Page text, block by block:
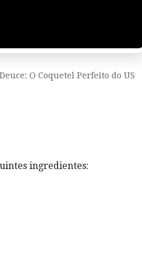
O Coquetel Perfeito do US
ingredientes: